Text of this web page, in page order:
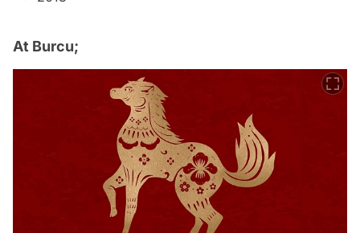
At Burcu;